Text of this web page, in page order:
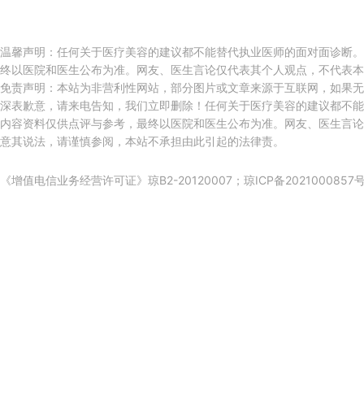
温馨声明：任何关于医疗美容的建议都不能替代执业医师的面对面诊断
终以医院和医生公布为准。网友、医生言论仅代表其个人观点，不代表
免责声明：本站为非营利性网站，部分图片或文章来源于互联网，如果
深表歉意，请来电告知，我们立即删除！任何关于医疗美容的建议都不
内容资料仅供点评与参考，最终以医院和医生公布为准。网友、医生言
意其说法，请谨慎参阅，本站不承担由此引起的法律责。
《增值电信业务经营许可证》琼B2-20120007； 琼ICP备2021000857